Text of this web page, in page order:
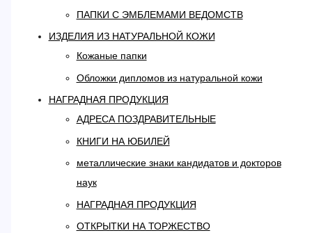
ПАПКИ С ЭМБЛЕМАМИ ВЕДОМСТВ
ИЗДЕЛИЯ ИЗ НАТУРАЛЬНОЙ КОЖИ
Кожаные папки
Обложки дипломов из натуральной кожи
НАГРАДНАЯ ПРОДУКЦИЯ
АДРЕСА ПОЗДРАВИТЕЛЬНЫЕ
КНИГИ НА ЮБИЛЕЙ
металлические знаки кандидатов и докторов
наук
НАГРАДНАЯ ПРОДУКЦИЯ
ОТКРЫТКИ НА ТОРЖЕСТВО